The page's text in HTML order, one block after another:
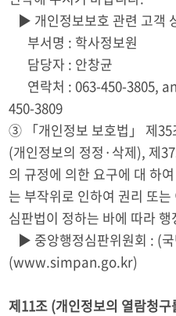
▶ 개인정보보호 관련 고객
부서명 : 학사정보원
담당자 : 안창균
연락처 : 063-450-3805,
450-3809
③ 「개인정보 보호법」 제35
(개인정보의 정정·삭제), 제
의 규정에 의한 요구에 대 하
는 부작위로 인하여 권리 또
심판법이 정하는 바에 따라
▶ 중앙행정심판위원회 : (
(www.simpan.go.kr)
제11조 (개인정보의 열람청